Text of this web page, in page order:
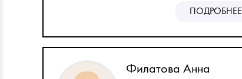
ПОДРОБНЕЕ
Филатова Анна